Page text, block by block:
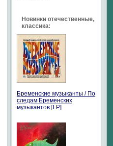
Новинки отечественные,
классика:
Бременские музыканты / По
следам Бременских
музыкантов [LP]